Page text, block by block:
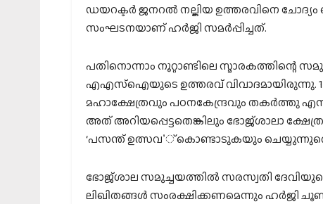
ഡയറക്ടര്‍ ജനറല്‍ നല്കിയ ഉത്തരവിനെ ചോദ്യം
സംഘടനയാണ് ഹര്‍ജി സമര്‍പ്പിച്ചത്.
പതിനൊന്നാം നൂറ്റാണ്ടിലെ സ്മാരകത്തിന്റെ
എഎസ്‌ഐയുടെ ഉത്തരവ് വിവാദമായിരുന്നു.
മഹാക്ഷേത്രവും പഠനകേന്ദ്രവും തകര്‍ത്തു
അത് അറിയപ്പെട്ടതെങ്കിലും ഭോജ്ശാലാ
‘പസന്ത് ഉത്സവ’് കൊണ്ടാടുകയും
ഭോജ്ശാല സമുച്ചയത്തില്‍ സരസ്വതി
ലിഖിതങ്ങള്‍ സംരക്ഷിക്കണമെന്നും ഹര്‍ജി